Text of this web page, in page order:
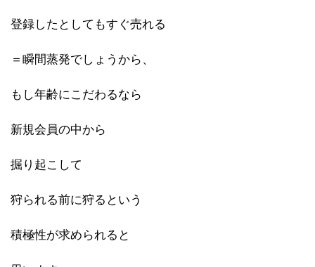
登録したとしてもすぐ売れる
＝瞬間蒸発でしょうから、
もし年齢にこだわるなら
新規会員の中から
掘り起こして
狩られる前に狩るという
積極性が求められると